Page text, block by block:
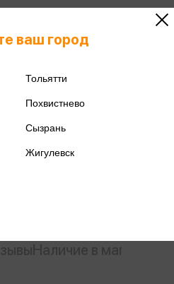
Алабугина Ю.В.
ваш город
Тольятти
Похвистнево
Сызрань
Жигулевск